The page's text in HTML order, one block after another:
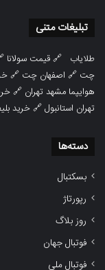
تبلیغات متنی
طلایاب 🔗قیمت سولانا
چت 🔗 اصفهان چت 🔗
هوایپما مشهد تهران 🔗
تهران استانبول🔗خرید
دسته‌ها
بسکتبال
رپورتاژ
روز بلاگ
فوتبال جهان
فوتبال ملی